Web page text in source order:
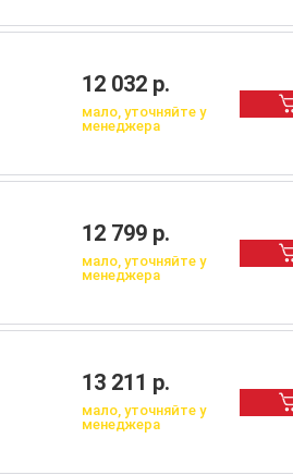
12 032 р.
мало, уточняйте у
менеджера
12 799 р.
мало, уточняйте у
менеджера
13 211 р.
мало, уточняйте у
менеджера